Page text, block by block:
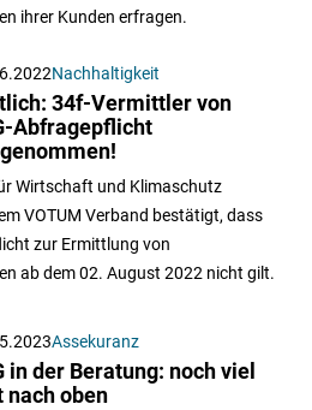
ihrer Kunden erfragen.
Nachhaltigkeit
34f-Vermittler von
Abfragepflicht
Wirtschaft und Klimaschutz
VOTUM Verband bestätigt, dass
zur Ermittlung von
ab dem 02. August 2022 nicht gilt.
Assekuranz
in der Beratung: noch viel
nach oben